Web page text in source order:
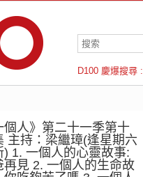
D100 慶爆搜尋 :
羅倫斯
個人》第二十一季第十
主持：梁繼璋(逢星期六
) 1. 一個人的心靈故事:
再見 2. 一個人的生命故